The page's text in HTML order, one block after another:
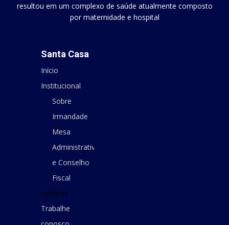
resultou em um complexo de saúde atualmente composto
por maternidade e hospital
Santa Casa
Início
Institucional
Sobre
Irmandade
Mesa
Administrativa
e Conselho
Fiscal
Notícias
Trabalhe